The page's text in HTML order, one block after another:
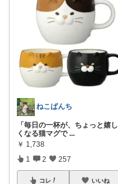
ねこぱんち
「毎日の一杯が、ちょっと嬉し
くなる猫マグで ...
￥ 1,738
1 2 257
コレ いいね